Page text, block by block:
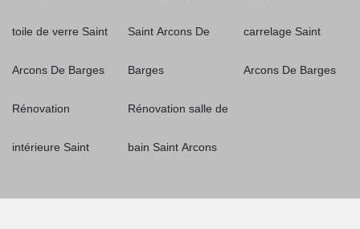
toile de verre Saint
Arcons De Barges
Rénovation
intérieure Saint
Saint Arcons De
Barges
Rénovation salle de
bain Saint Arcons
carrelage Saint
Arcons De Barges